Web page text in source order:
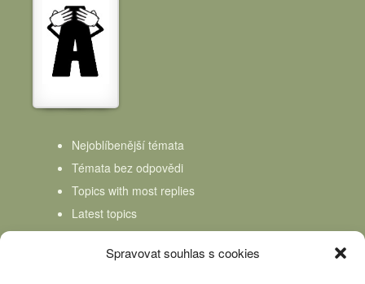
Spravovat souhlas s cookies
Nejoblíbenější témata
Témata bez odpovědi
Topics with most replies
Latest topics
Topics Freshness